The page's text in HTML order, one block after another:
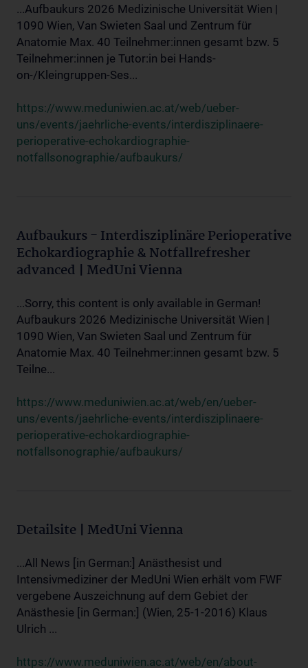
...Aufbaukurs 2026 Medizinische Universität Wien |
1090 Wien, Van Swieten Saal und Zentrum für
Anatomie Max. 40 Teilnehmer:innen gesamt bzw. 5
Teilnehmer:innen je Tutor:in bei Hands-
on-/Kleingruppen-Ses...
https://www.meduniwien.ac.at/web/ueber-
uns/events/jaehrliche-events/interdisziplinaere-
perioperative-echokardiographie-
notfallsonographie/aufbaukurs/
Aufbaukurs - Interdisziplinäre Perioperative
Echokardiographie & Notfallrefresher
advanced | MedUni Vienna
...Sorry, this content is only available in German!
Aufbaukurs 2026 Medizinische Universität Wien |
1090 Wien, Van Swieten Saal und Zentrum für
Anatomie Max. 40 Teilnehmer:innen gesamt bzw. 5
Teilne...
https://www.meduniwien.ac.at/web/en/ueber-
uns/events/jaehrliche-events/interdisziplinaere-
perioperative-echokardiographie-
notfallsonographie/aufbaukurs/
Detailsite | MedUni Vienna
...All News [in German:] Anästhesist und
Intensivmediziner der MedUni Wien erhält vom FWF
vergebene Auszeichnung auf dem Gebiet der
Anästhesie [in German:] (Wien, 25-1-2016) Klaus
Ulrich ...
https://www.meduniwien.ac.at/web/en/about-